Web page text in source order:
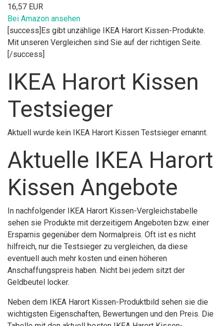
16,57 EUR
Bei Amazon ansehen
[success]Es gibt unzählige IKEA Harort Kissen-Produkte.
Mit unseren Vergleichen sind Sie auf der richtigen Seite.
[/success]
IKEA Harort Kissen
Testsieger
Aktuell wurde kein IKEA Harort Kissen Testsieger ernannt.
Aktuelle IKEA Harort
Kissen Angebote
In nachfolgender IKEA Harort Kissen-Vergleichstabelle
sehen sie Produkte mit derzeitigem Angeboten bzw. einer
Ersparnis gegenüber dem Normalpreis. Oft ist es nicht
hilfreich, nur die Testsieger zu vergleichen, da diese
eventuell auch mehr kosten und einen höheren
Anschaffungspreis haben. Nicht bei jedem sitzt der
Geldbeutel locker.
Neben dem IKEA Harort Kissen-Produktbild sehen sie die
wichtigsten Eigenschaften, Bewertungen und den Preis. Die